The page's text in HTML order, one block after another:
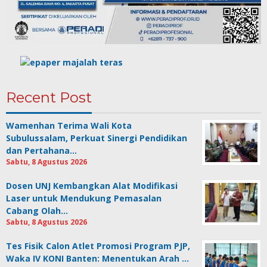
Recent Post
Wamenhan Terima Wali Kota
Subulussalam, Perkuat Sinergi Pendidikan
dan Pertahana…
Sabtu, 8 Agustus 2026
Dosen UNJ Kembangkan Alat Modifikasi
Laser untuk Mendukung Pemasalan
Cabang Olah…
Sabtu, 8 Agustus 2026
Tes Fisik Calon Atlet Promosi Program PJP,
Waka IV KONI Banten: Menentukan Arah …